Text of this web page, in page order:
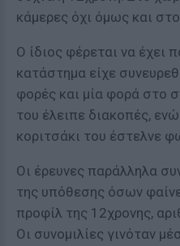
κάμερες όχι όμως και
Ο ίδιος φέρεται να έχει
κατάστημα είχε
φορές και μία φορά στο
του έλειπε διακοπές,
κοριτσάκι του έστελνε
Οι έρευνες παράλληλα
της υπόθεσης όσων
προφίλ της 12χρονης,
Οι συνομιλίες γινόταν